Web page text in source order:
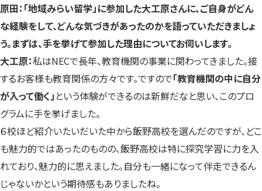
原田：「地域みらい留学」に参加した大工原さんに、ご自身がどん
な経験をして、どんな気づきがあったのかを語っていただきましょ
う。まずは、手を挙げて参加した理由についてお伺いします。
大工原：私はNECで長年、教育機関の事業に関わってきました。接
するお客様も教育関係の方々です。ですので「教育機関の中に自分
が入って働く」 という体験ができるのは新鮮だなと思い、このプロ
グラムに手を挙げました。
６校ほど紹介いたいだいた中から飯野高校を選んだのですが、どこ
も魅力的ではあったのものの、飯野高校は特に探究学習に力を入
れており、魅力的に思えました。自分も一緒になって伴走できるん
じゃないかという期待感もありましたね。